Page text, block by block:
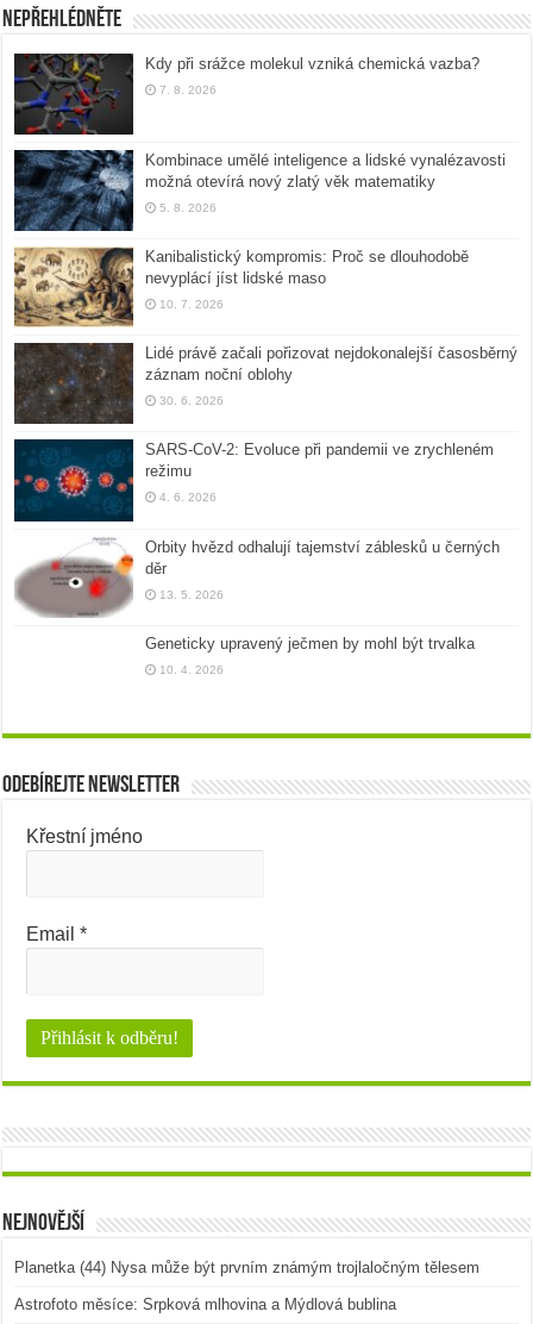
Nepřehlédněte
Kdy při srážce molekul vzniká chemická vazba?
7. 8. 2026
Kombinace umělé inteligence a lidské vynalézavosti
možná otevírá nový zlatý věk matematiky
5. 8. 2026
Kanibalistický kompromis: Proč se dlouhodobě
nevyplácí jíst lidské maso
10. 7. 2026
Lidé právě začali pořizovat nejdokonalejší časosběrný
záznam noční oblohy
30. 6. 2026
SARS-CoV-2: Evoluce při pandemii ve zrychleném
režimu
4. 6. 2026
Orbity hvězd odhalují tajemství záblesků u černých
děr
13. 5. 2026
Geneticky upravený ječmen by mohl být trvalka
10. 4. 2026
Odebírejte newsletter
Křestní jméno
Email*
Nejnovější
Planetka (44) Nysa může být prvním známým trojlaločným tělesem
Astrofoto měsíce: Srpková mlhovina a Mýdlová bublina